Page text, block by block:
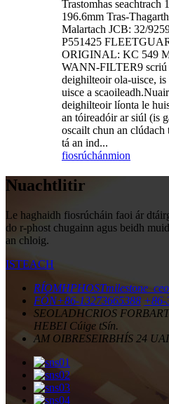
Trastomhas seachtrach
196.6mm Tras-
Malartach JCB: 32/
P551425
ORIGINAL: KC 549
WANN-FILTER9 scriú
deighilteoir ola-uisce,
uisce a
deighilteoir líonta le
an tóireadóir ar siúl (is
oscailt chun an
tá an ind...
fiosrúchánmion
Nuachtlitir
Le haghaidh fiosrúcháin faoi ár
do r-phost chugainn agus beidh
an chloig.
ISTEACH
RÍOMHPHOST
FÓN+86-13273665388 +86-
SEOLADHCRIOS
HEBEI Cúige tSín.
AM OIBRESEIRBHÍS 24